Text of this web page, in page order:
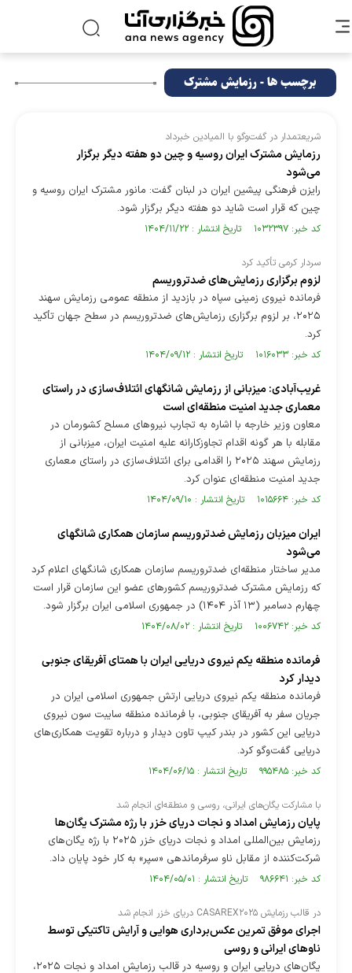
برچسب ها - رزمایش مشترک
شریعتمدار در گفت‌وگو با المیادین خبرداد
رزمایش مشترک ایران روسیه و چین دو هفته دیگر برگزار
می‌شود
رایزن فرهنگی پیشین ایران در لبنان گفت: مانور مشترک ایران روسیه و
چین که قرار است شاید دو هفته دیگر برگزار شود.
کد خبر: ۱۰۳۲۳۹۷ تاریخ انتشار : ۱۴۰۴/۱۱/۲۲
سردار کرمی تأکید کرد
لزوم برگزاری رزمایش‌های ضدتروریسم
فرمانده نیروی زمینی سپاه در بازدید از منطقه عمومی رزمایش سهند
۲۰۲۵، بر لزوم برگزاری رزمایش‌های ضدتروریسم در سطح جهان تأکید
کرد.
کد خبر: ۱۰۱۶۰۳۳ تاریخ انتشار : ۱۴۰۴/۰۹/۱۲
غریب‌آبادی: میزبانی از رزمایش شانگهای ائتلاف‌سازی در راستای
معماری جدید امنیت منطقه‌ای است
معاون وزیر خارجه با اشاره به تجارب نیروهای مسلح کشورمان در
مقابله با هر گونه اقدام تجاوزکارانه علیه امنیت ایران، میزبانی از
رزمایش سهند ۲۰۲۵ را اقدامی برای ائتلاف‌سازی در راستای معماری
جدید امنیت منطقه‌ای عنوان کرد.
کد خبر: ۱۰۱۵۶۶۴ تاریخ انتشار : ۱۴۰۴/۰۹/۱۰
ایران میزبان رزمایش ضدتروریسم سازمان همکاری شانگهای
می‌شود
مدیر ساختار منطقه‌ای ضدتروریسم سازمان همکاری شانگهای اعلام کرد
که رزمایش مشترک ضدتروریسم کشورهای عضو این سازمان قرار است
چهارم دسامبر (۱۳ آذر ۱۴۰۴) در جمهوری اسلامی ایران برگزار شود.
کد خبر: ۱۰۰۶۷۴۲ تاریخ انتشار : ۱۴۰۴/۰۸/۰۲
فرمانده منطقه یکم نیروی دریایی ایران با همتای آفریقای جنوبی
دیدار کرد
فرمانده منطقه یکم نیروی دریایی ارتش جمهوری اسلامی ایران در
جریان سفر به آفریقای جنوبی، با فرمانده منطقه سایبت سون نیروی
دریایی این کشور در بندر کیپ تاون دیدار و درباره تقویت همکاری‌های
دریایی گفت‌و‌گو کرد.
کد خبر: ۹۹۵۴۸۵ تاریخ انتشار : ۱۴۰۴/۰۶/۱۵
با مشارکت یگان‌های ایرانی، روسی و منطقه‌ای انجام شد
پایان رزمایش امداد و نجات دریای خزر با رژه مشترک یگان‌ها
رزمایش بین‌المللی امداد و نجات دریای خزر ۲۰۲۵ با رژه یگان‌های
شرکت‌کننده از مقابل ناو سرفرماندهی «سپر» به کار خود پایان داد.
کد خبر: ۹۸۶۶۴۱ تاریخ انتشار : ۱۴۰۴/۰۵/۰۱
در قالب رزمایش CASAREX۲۰۲۵ دریای خزر انجام شد
اجرای موفق تمرین عکس‌برداری هوایی و آرایش تاکتیکی توسط
ناو‌های ایرانی و روسی
یگان‌های دریایی ایران و روسیه در قالب رزمایش امداد و نجات ۲۰۲۵،